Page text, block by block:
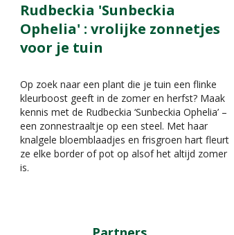
Rudbeckia 'Sunbeckia
Ophelia' : vrolijke zonnetjes
voor je tuin
Op zoek naar een plant die je tuin een flinke
kleurboost geeft in de zomer en herfst? Maak
kennis met de Rudbeckia ‘Sunbeckia Ophelia’ –
een zonnestraaltje op een steel. Met haar
knalgele bloemblaadjes en frisgroen hart fleurt
ze elke border of pot op alsof het altijd zomer
is.